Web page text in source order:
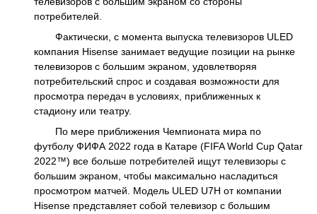
потребителей.
Фактически, с момента выпуска телевизоров ULED
компания Hisense занимает ведущие позиции на рынке
телевизоров с большим экраном, удовлетворяя
потребительский спрос и создавая возможности для
просмотра передач в условиях, приближенных к
стадиону или театру.
По мере приближения Чемпионата мира по
футболу ФИФА 2022 года в Катаре (FIFA World Cup Qatar
2022™) все больше потребителей ищут телевизоры с
большим экраном, чтобы максимально насладиться
просмотром матчей. Модель ULED U7H от компании
Hisense представляет собой телевизор с большим